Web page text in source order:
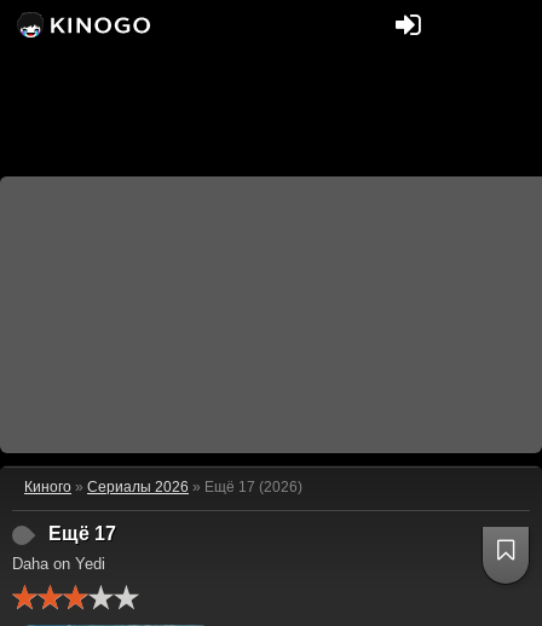
Киного » Сериалы 2026 » Ещё 17 (2026)
Ещё 17
Daha on Yedi